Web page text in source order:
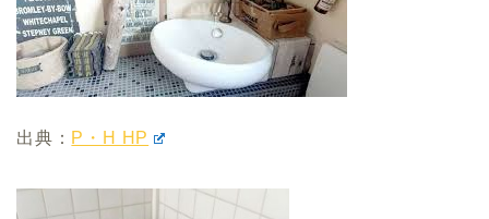
出典： P・H HP